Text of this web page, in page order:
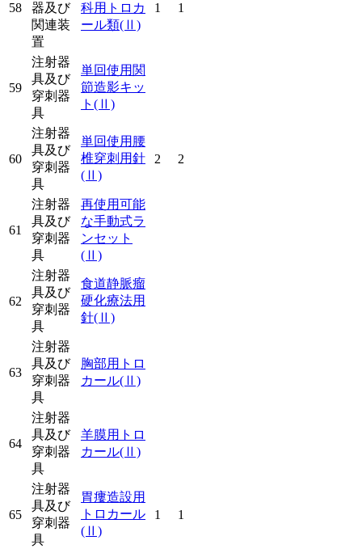
58
器及び
関連装
置
科用トロカ
ール類(Ⅱ)
1 1
59
注射器
具及び
穿刺器
具
単回使用関
節造影キッ
ト (Ⅱ)
60
注射器
具及び
穿刺器
具
単回使用腰
椎穿刺用針
(Ⅱ)
2 2
61
注射器
具及び
穿刺器
具
再使用可能
な手動式ラ
ンセット
(Ⅱ)
62
注射器
具及び
穿刺器
具
食道静脈瘤
硬化療法用
針(Ⅱ)
63
注射器
具及び
穿刺器
具
胸部用トロ
カール(Ⅱ)
64
注射器
具及び
穿刺器
具
羊膜用トロ
カール(Ⅱ)
65
注射器
具及び
穿刺器
具
胃瘻造設用
トロカール
(Ⅱ)
1 1